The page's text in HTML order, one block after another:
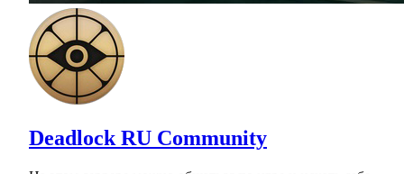
Deadlock RU Community